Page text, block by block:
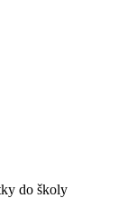
do školy